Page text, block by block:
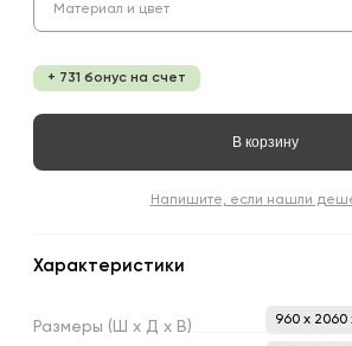
Материал и цвет
+ 731 бонус на счет
В корзину
Напишите, если нашли
Характеристики
Размеры (Ш х Д х В) 960 x 2060